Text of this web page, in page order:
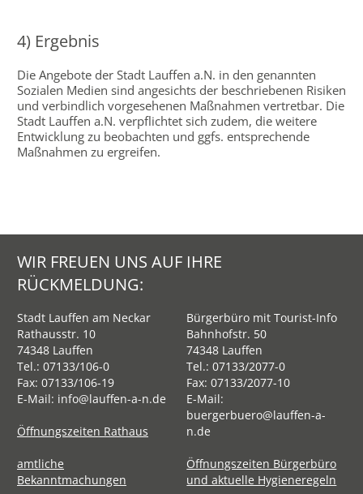
4) Ergebnis
Die Angebote der Stadt Lauffen a.N. in den genannten
Sozialen Medien sind angesichts der beschriebenen Risiken
und verbindlich vorgesehenen Maßnahmen vertretbar. Die
Stadt Lauffen a.N. verpflichtet sich zudem, die weitere
Entwicklung zu beobachten und ggfs. entsprechende
Maßnahmen zu ergreifen.
WIR FREUEN UNS AUF IHRE
RÜCKMELDUNG:
Stadt Lauffen am Neckar
Rathausstr. 10
74348 Lauffen
Tel.: 07133/106-0
Fax: 07133/106-19
E-Mail: info@lauffen-a-n.de
Öffnungszeiten Rathaus
amtliche
Bekanntmachungen
Bürgerbüro mit Tourist-Info
Bahnhofstr. 50
74348 Lauffen
Tel.:07133/2077-0
Fax: 07133/2077-10
E-Mail:
buergerbuero@lauffen-a-
n.de
Öffnungszeiten Bürgerbüro
und aktuelle Hygieneregeln